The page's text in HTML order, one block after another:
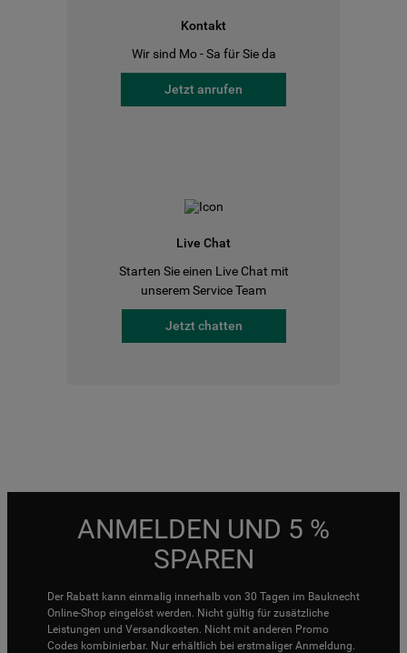
Kontakt
Wir sind Mo - Sa für Sie da
Jetzt anrufen
Live Chat
Starten Sie einen Live Chat mit
unserem Service Team
Jetzt chatten
ANMELDEN UND 5 %
SPAREN
Der Rabatt kann einmalig innerhalb von 30 Tagen im Bauknecht
Online-Shop eingelöst werden. Nicht gültig für zusätzliche
Leistungen und Versandkosten. Nicht mit anderen Promo
Codes kombinierbar. Nur erhältlich bei erstmaliger Anmeldung.